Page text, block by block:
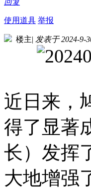
使用道具 举报
楼主| 发表于 2024-9-
近日来，
得了显著
长）发挥
大地增强